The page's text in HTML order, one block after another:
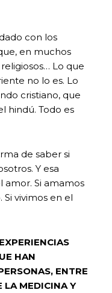
con los
en muchos
Lo que
no lo es. Lo
cristiano, que
hindú. Todo es
de saber si
Y esa
amor. Si amamos
vivimos en el
HAN
ENTRE
LA MEDICINA Y